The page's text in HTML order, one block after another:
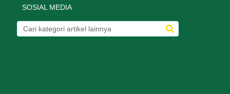
SOSIAL MEDIA